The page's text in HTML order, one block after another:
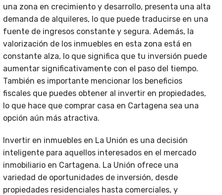
una zona en crecimiento y desarrollo, presenta una alta
demanda de alquileres, lo que puede traducirse en una
fuente de ingresos constante y segura. Además, la
valorización de los inmuebles en esta zona está en
constante alza, lo que significa que tu inversión puede
aumentar significativamente con el paso del tiempo.
También es importante mencionar los beneficios
fiscales que puedes obtener al invertir en propiedades,
lo que hace que comprar casa en Cartagena sea una
opción aún más atractiva.
Invertir en inmuebles en La Unión es una decisión
inteligente para aquellos interesados en el mercado
inmobiliario en Cartagena. La Unión ofrece una
variedad de oportunidades de inversión, desde
propiedades residenciales hasta comerciales, y